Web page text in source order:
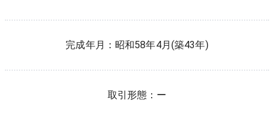
完成年月： 昭和58年4月(築43年)
取引形態： ー